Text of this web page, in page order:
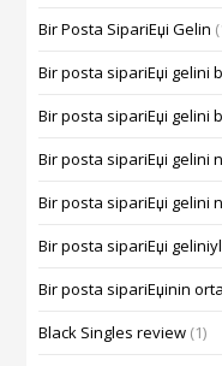
Bir Posta SipariЕџi Gelin
Bir posta sipariЕџi gelini
Bir posta sipariЕџi gelini
Bir posta sipariЕџi gelini
Bir posta sipariЕџi gelini
Bir posta sipariЕџi
Bir posta sipariЕџinin
Black Singles review (1)